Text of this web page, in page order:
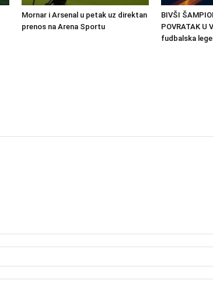
Mornar i Arsenal u petak uz direktan
prenos na Arena Sportu
BIVŠI
POVRATAK U
fudbalska